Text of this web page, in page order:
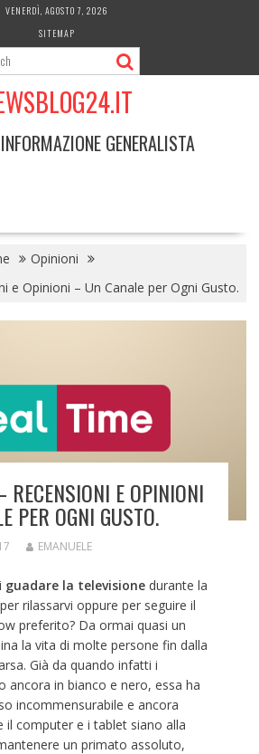
VENERDÌ, AGOSTO 7, 2026
SITEMAP
GENERALISTA
Opinioni
e Opinioni – Un Canale per Ogni Gusto.
RECENSIONI E OPINIONI
PER OGNI GUSTO.
EMANUELE
guadare la televisione durante la
rilassarvi oppure per seguire il
preferito? Da ormai quasi un
la vita di molte persone fin dalla
Già da quando infatti i
ancora in bianco e nero, essa ha
incommensurabile e ancora
il computer e i tablet siano alla
un primato assoluto,